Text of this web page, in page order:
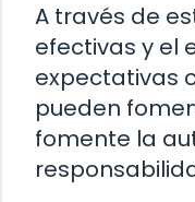
A través de
efectivas y el
expectativas
pueden
fomente la